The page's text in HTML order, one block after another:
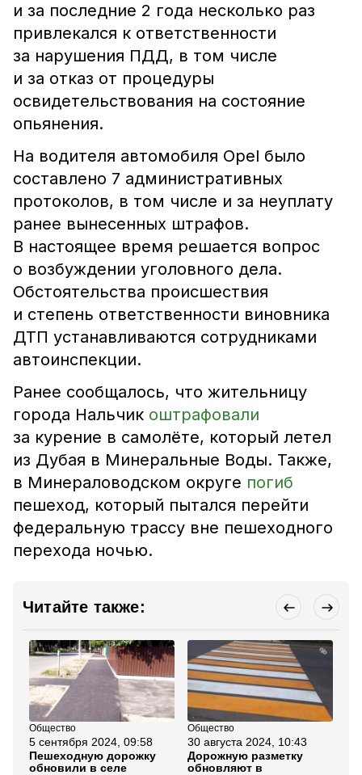
и за последние 2 года несколько раз
привлекался к ответственности
за нарушения ПДД, в том числе
и за отказ от процедуры
освидетельствования на состояние
опьянения.
На водителя автомобиля Opel было
составлено 7 административных
протоколов, в том числе и за неуплату
ранее вынесенных штрафов.
В настоящее время решается вопрос
о возбуждении уголовного дела.
Обстоятельства происшествия
и степень ответственности виновника
ДТП устанавливаются сотрудниками
автоинспекции.
Ранее сообщалось, что жительницу
города Нальчик оштрафовали
за курение в самолёте, который летел
из Дубая в Минеральные Воды. Также,
в Минераловодском округе погиб
пешеход, который пытался перейти
федеральную трассу вне пешеходного
перехода ночью.
Читайте также:
Общество
5 сентября 2024, 09:58
Пешеходную дорожку
обновили в селе
Общество
30 августа 2024, 10:43
Дорожную разметку
обновляют в